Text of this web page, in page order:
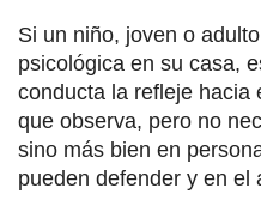
Si un niño, joven o
psicológica en su casa,
conducta la refleje hacia
que observa, pero no
sino más bien en
pueden defender y en el